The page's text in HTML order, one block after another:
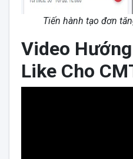
Tiến hành tạo đơn
Video
Like Cho